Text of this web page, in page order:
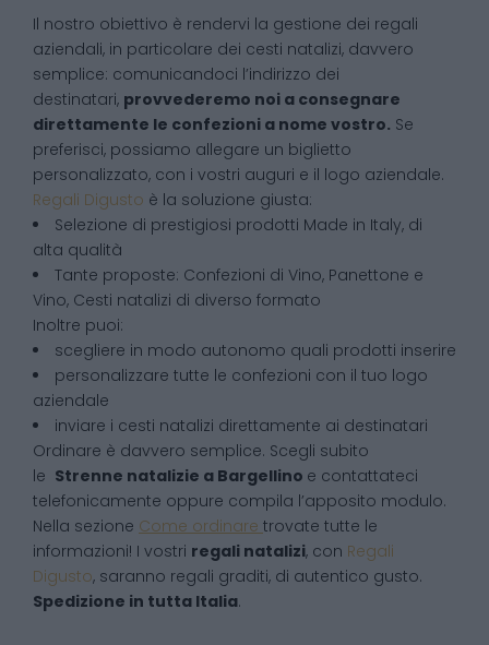
Il nostro obiettivo è rendervi la gestione dei regali
aziendali, in particolare dei cesti natalizi, davvero
semplice: comunicandoci l’indirizzo dei
destinatari, provvederemo noi a consegnare
direttamente le confezioni a nome vostro. Se
preferisci, possiamo allegare un biglietto
personalizzato, con i vostri auguri e il logo aziendale.
Regali Digusto è la soluzione giusta:
Selezione di prestigiosi prodotti Made in Italy, di
alta qualità
Tante proposte: Confezioni di Vino, Panettone e
Vino, Cesti natalizi di diverso formato
Inoltre puoi:
scegliere in modo autonomo quali prodotti inserire
personalizzare tutte le confezioni con il tuo logo
aziendale
inviare i cesti natalizi direttamente ai destinatari
Ordinare è davvero semplice. Scegli subito
le Strenne natalizie a Bargellino e contattateci
telefonicamente oppure compila l’apposito modulo.
Nella sezione Come ordinare trovate tutte le
informazioni! I vostri regali natalizi, con Regali
Digusto, saranno regali graditi, di autentico gusto.
Spedizione in tutta Italia.